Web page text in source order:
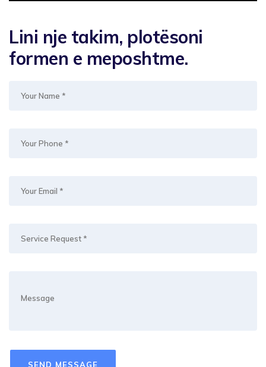
Lini nje takim, plotësoni
formen e meposhtme.